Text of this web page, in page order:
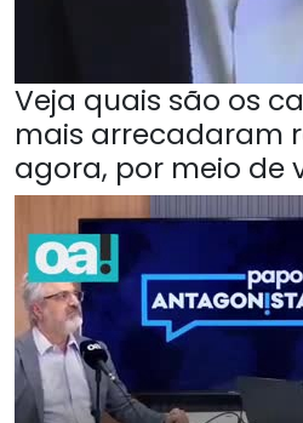
Veja quais são os
mais arrecadaram
agora, por meio de